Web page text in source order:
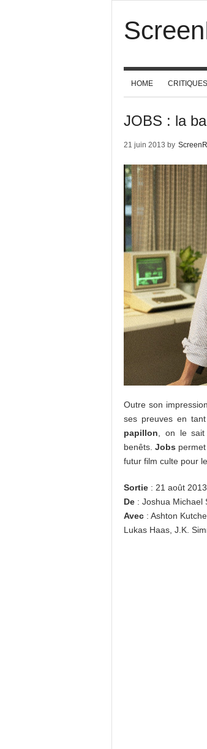
HOME CRITIQUES
JOBS : la
21 juin 2013 by
Outre son
ses preuves en tant
papillon, on le sait
benêts.Jobs
futur film culte pour
Sortie : 21 août 2013
De : Joshua Michael
Avec : Ashton
Lukas Haas, J.K.